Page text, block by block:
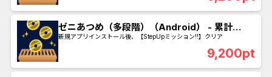
ゼニあつめ（多段階）（Android） - 累計
8000ポイント獲得
新規アプリインストール後、【StepUpミッション!!】クリア
9,200pt